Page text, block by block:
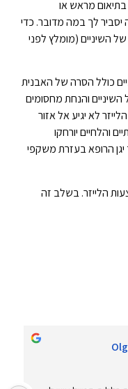
בתיאום מראש או
לך במה מדובר. כדי
השיניים (מומלץ לפני
כולל הסרה של האבנית
והנחת מחסומים
לא יגיע אל אזור
והלחיים יורחקו
הרופא בעזרת משקפי
הלייזר. בשלב זה